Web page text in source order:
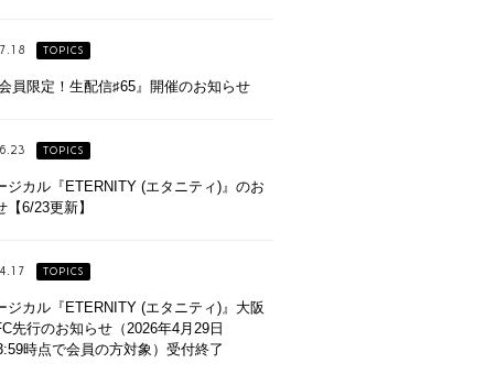
TOPICS
会員限定！生配信♯65』開催のお知らせ
TOPICS
ジカル『ETERNITY (エタニティ)』のお
【6/23更新】
TOPICS
ジカル『ETERNITY (エタニティ)』大阪
先行のお知らせ（2026年4月29日
時点で会員の方対象）受付終了